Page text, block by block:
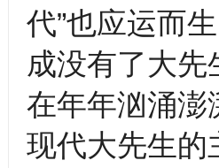
代”也应运而
成没有了大
在年年汹涌澎
现代大先生的